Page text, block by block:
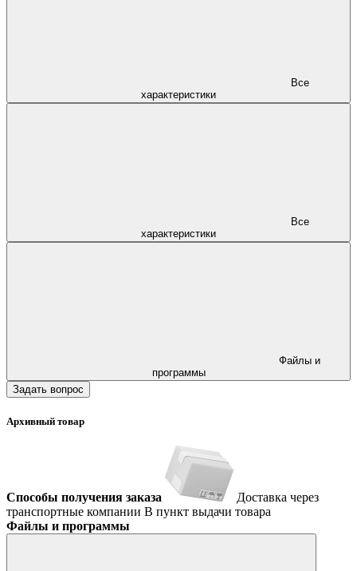
характеристики
характеристики
программы
Задать вопрос
Архивный товар
Способы получения заказа
Доставка через
транспортные компании В пункт выдачи товара
Файлы и программы